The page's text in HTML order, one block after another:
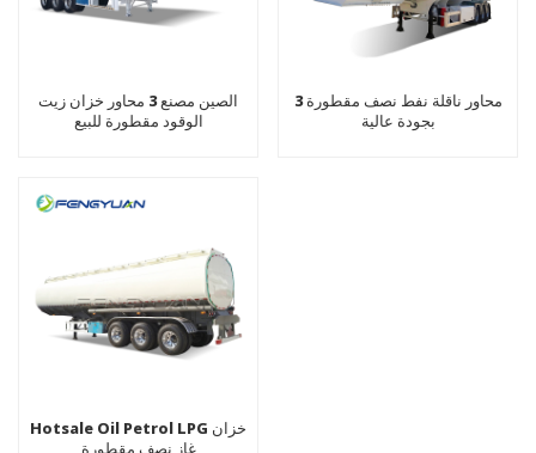
الصين مصنع 3 محاور خزان زيت
الوقود مقطورة للبيع
3 محاور ناقلة نفط نصف مقطورة
بجودة عالية
Hotsale Oil Petrol LPG خزان